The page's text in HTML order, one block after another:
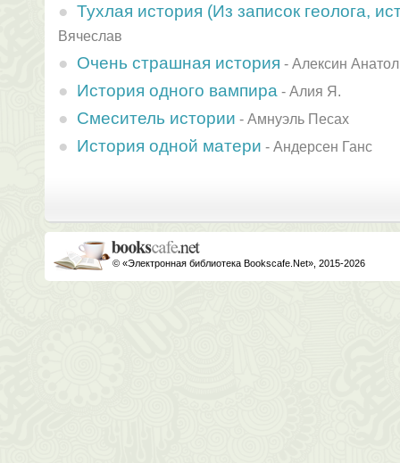
Тухлая история (Из записок геолога,
Вячеслав
Очень страшная история - Алексин
История одного вампира - Алия Я.
Смеситель истории - Амнуэль Песах
История одной матери - Андерсен Ганс
© «Электронная библиотека Bookscafe.Net», 2015-2026